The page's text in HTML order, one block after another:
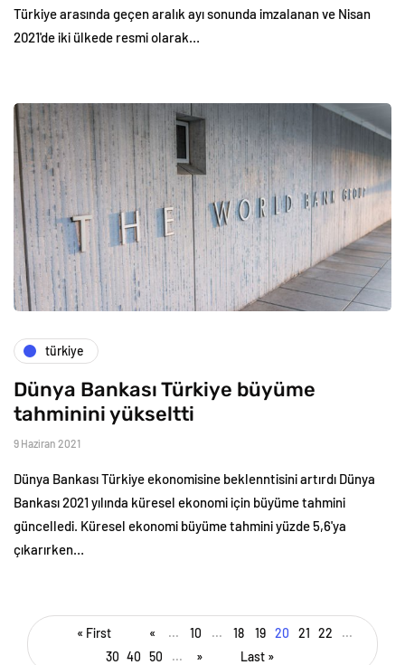
Türkiye arasında geçen aralık ayı sonunda imzalanan ve Nisan
2021'de iki ülkede resmi olarak…
türkiye
Dünya Bankası Türkiye büyüme
tahminini yükseltti
9 Haziran 2021
Dünya Bankası Türkiye ekonomisine beklenntisini artırdı Dünya
Bankası 2021 yılında küresel ekonomi için büyüme tahmini
güncelledi. Küresel ekonomi büyüme tahmini yüzde 5,6'ya
çıkarırken…
« First « ... 10 ... 18 19 20 21 22
...
30 40 50 ... » Last »